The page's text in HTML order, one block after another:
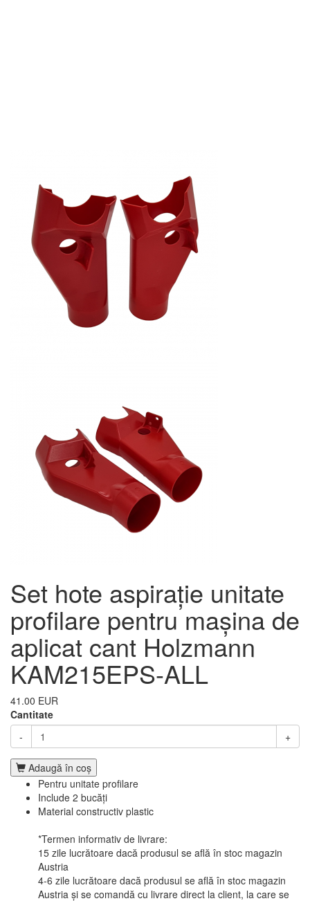
Set hote aspirație unitate
profilare pentru mașina de
aplicat cant Holzmann
KAM215EPS-ALL
41.00 EUR
Cantitate
-
+
Adaugă în coş
Pentru unitate profilare
Include 2 bucăți
Material constructiv plastic
*Termen informativ de livrare:
15 zile lucrătoare dacă produsul se află în stoc magazin
Austria
4-6 zile lucrătoare dacă produsul se află în stoc magazin
Austria și se comandă cu livrare direct la client, la care se